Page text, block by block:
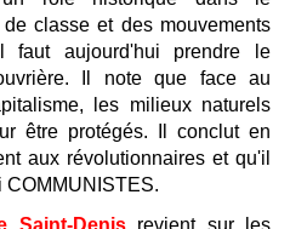
classe et des mouvements
faut aujourd'hui prendre le
Il note que face au
les milieux naturels
être protégés. Il conclut en
aux révolutionnaires et qu'il
COMMUNISTES.
Saint-Denisrevient sur les